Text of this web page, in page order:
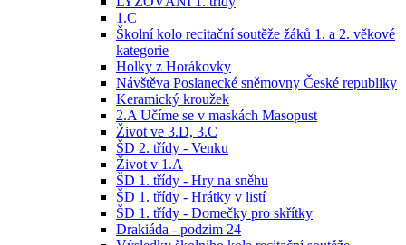
1.C
Školní kolo recitační soutěže žáků 1. a 2. věkové
kategorie
Holky z Horákovky
Návštěva Poslanecké sněmovny České republiky
Keramický kroužek
2.A Učíme se v maskách Masopust
Život ve 3.D, 3.C
ŠD 2. třídy - Venku
Život v 1.A
ŠD 1. třídy - Hry na sněhu
ŠD 1. třídy - Hrátky v listí
ŠD 1. třídy - Domečky pro skřítky
Drakiáda - podzim 24